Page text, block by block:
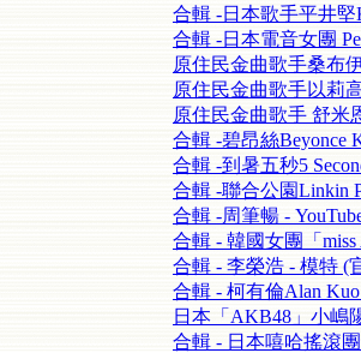
合輯 -日本歌手平井堅
合輯 -日本電音女團
原住民金曲歌手桑布
原住民金曲歌手以莉
原住民金曲歌手 舒米
合輯 -碧昂絲Beyonce
合輯 -到暑五秒5
合輯 -聯合公園Linkin
合輯 -周筆暢 -
合輯 - 韓國女團「miss
合輯 - 李榮浩 - 模特 (
合輯 - 柯有倫Alan
日本「AKB48」小嶋
合輯 - 日本嘻哈搖滾